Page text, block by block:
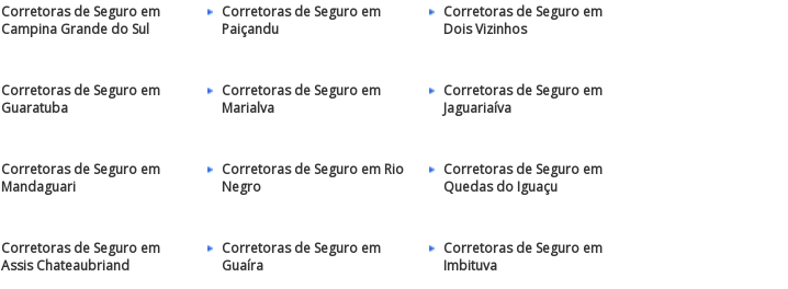
Corretoras de Seguro em
Campina Grande do Sul
Corretoras de Seguro em
Paiçandu
Corretoras de Seguro em
Dois Vizinhos
Corretoras de Seguro em
Guaratuba
Corretoras de Seguro em
Marialva
Corretoras de Seguro em
Jaguariaíva
Corretoras de Seguro em
Mandaguari
Corretoras de Seguro em Rio
Negro
Corretoras de Seguro em
Quedas do Iguaçu
Corretoras de Seguro em
Assis Chateaubriand
Corretoras de Seguro em
Guaíra
Corretoras de Seguro em
Imbituva